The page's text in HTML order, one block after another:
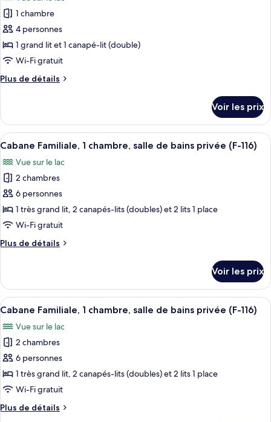
vue
lac
(A-
113)
salle
de
bains
privée,
vue
lac
(A-
photos
pour
ce
type
chambre :
de
bains
(A-
112)
1 chambre
4 personnes
1 grand lit et 1 canapé-lit (double)
Wi-Fi gratuit
Plus de détails
Plus
le
type
de
Cabane,
salle
de
bains
privée
(A-
112)
Voir les prix
Afficher
toutes
les
photos
pour
ce
type
chambre :
1
chambre,
de
bains
privée
(F-
116)
Une pièce de style loft avec un
9
Cabane Familiale, 1 chambre, salle de bains privée (F-116)
Vue sur le lac
2 chambres
6 personnes
1 très grand lit, 2 canapés-lits (doubles) et 2 lits 1 place
Wi-Fi gratuit
Plus de détails
Plus
le
type
de
Cabane
Familiale,
chambre,
salle
de
bains
privée
Voir les prix
Afficher
toutes
les
photos
pour
ce
type
chambre :
Une pièce de style loft avec un
9
Cabane Familiale, 1 chambre, salle de bains privée (F-116)
Vue sur le lac
2 chambres
6 personnes
1 très grand lit, 2 canapés-lits (doubles) et 2 lits 1 place
Wi-Fi gratuit
Plus de détails
Plus